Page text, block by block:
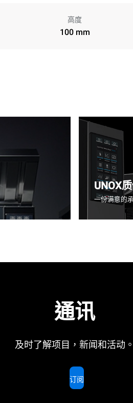
高度
100 mm
UNOX
一份满意的
通讯
及时了解项目，新闻和活动。
订阅